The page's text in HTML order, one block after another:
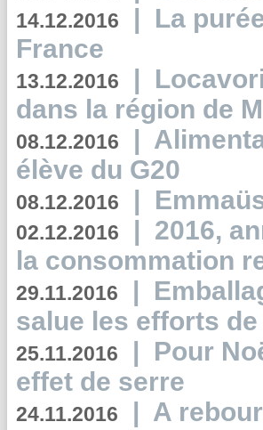
14.12.2016 | La
France
13.12.2016 |
dans la région de
08.12.2016 |
élève du G20
08.12.2016 |
02.12.2016 | 2016,
la consommation
29.11.2016 |
salue les efforts
25.11.2016 | Pour
effet de serre
24.11.2016 | A